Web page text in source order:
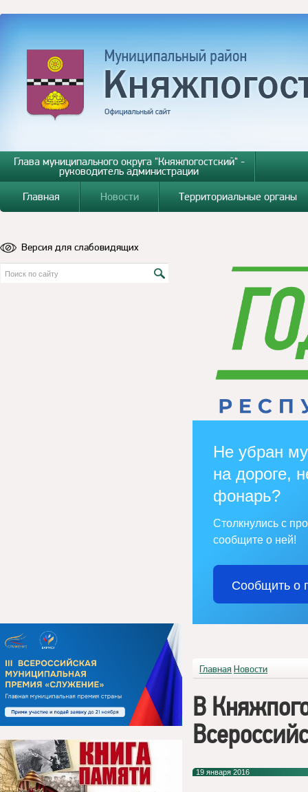
Глава муниципального округа "Княжпогостский" -
руководитель администрации
Главная
Новости Территориальные органы
Версия для слабовидящих
Не убран
на дороге,
фонарь?
Столкнулись с
сообщите о ней!
Сообщить о
Главная Новости
В
19 января 2016